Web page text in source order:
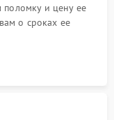
и цену ее
о сроках ее